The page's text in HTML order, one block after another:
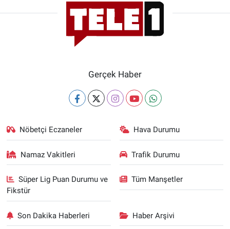
Gerçek Haber
Nöbetçi Eczaneler Hava Durumu
Namaz Vakitleri Trafik Durumu
Süper Lig Puan Durumu ve
Fikstür
Tüm Manşetler
Son Dakika Haberleri Haber Arşivi